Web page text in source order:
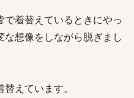
着替えているときにやっ
想像をしながら脱ぎまし
えています。